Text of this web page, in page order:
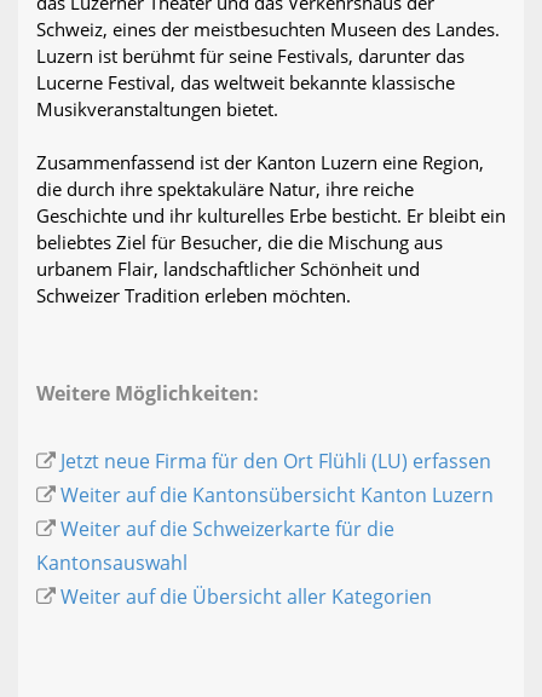
Schweiz, eines der meistbesuchten Museen des Landes.
Luzern ist berühmt für seine Festivals, darunter das
Lucerne Festival, das weltweit bekannte klassische
Musikveranstaltungen bietet.
Zusammenfassend ist der Kanton Luzern eine Region,
die durch ihre spektakuläre Natur, ihre reiche
Geschichte und ihr kulturelles Erbe besticht. Er bleibt ein
beliebtes Ziel für Besucher, die die Mischung aus
urbanem Flair, landschaftlicher Schönheit und
Schweizer Tradition erleben möchten.
Weitere Möglichkeiten:
Jetzt neue Firma für den Ort Flühli (LU) erfassen
Weiter auf die Kantonsübersicht Kanton Luzern
Weiter auf die Schweizerkarte für die
Kantonsauswahl
Weiter auf die Übersicht aller Kategorien